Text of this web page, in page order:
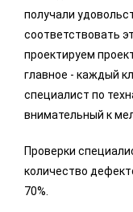
получали
соответствовать
проектируем
главное - каждый
специалист по
внимательный к
Проверки
количество
70%.